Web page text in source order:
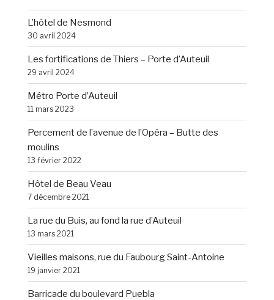
L’hôtel de Nesmond
30 avril 2024
Les fortifications de Thiers – Porte d’Auteuil
29 avril 2024
Métro Porte d’Auteuil
11 mars 2023
Percement de l’avenue de l’Opéra – Butte des
moulins
13 février 2022
Hôtel de Beau Veau
7 décembre 2021
La rue du Buis, au fond la rue d’Auteuil
13 mars 2021
Vieilles maisons, rue du Faubourg Saint-Antoine
19 janvier 2021
Barricade du boulevard Puebla